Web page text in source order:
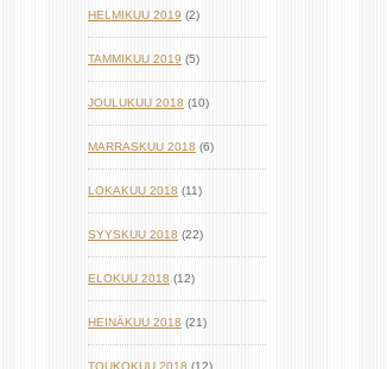
HELMIKUU 2019 (2)
TAMMIKUU 2019 (5)
JOULUKUU 2018 (10)
MARRASKUU 2018 (6)
LOKAKUU 2018 (11)
SYYSKUU 2018 (22)
ELOKUU 2018 (12)
HEINÄKUU 2018 (21)
TOUKOKUU 2018 (12)